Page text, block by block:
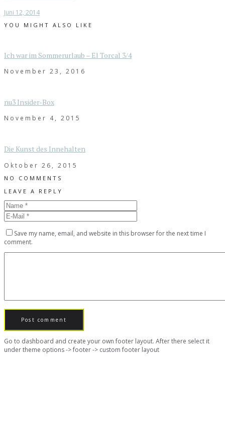
Juni 12, 2014
YOU MIGHT ALSO LIKE
Ich war im Sommerurlaub – El Torcal 3/4
November 23, 2016
nu3 Insider-Box
November 4, 2015
Die Kunst des Innehalten
Oktober 26, 2015
NO COMMENTS
LEAVE A REPLY
Save my name, email, and website in this browser for the next time I
comment.
Go to dashboard and create your own footer layout. After there select it
under theme options -> footer -> custom footer layout